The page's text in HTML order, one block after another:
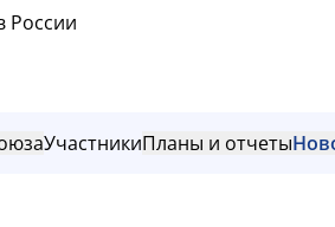
России
УчастникиПланы и отчеты